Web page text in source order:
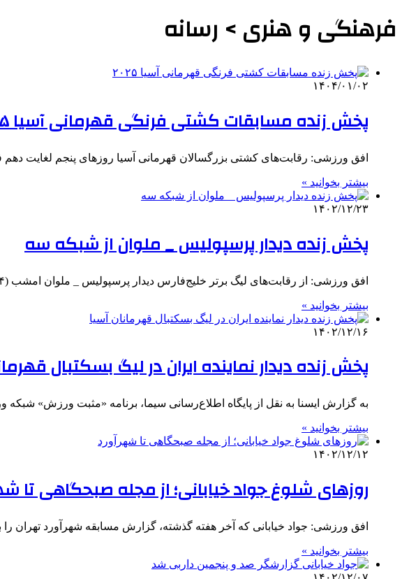
فرهنگی و هنری > رسانه
۱۴۰۴/۰۱/۰۲
پخش زنده مسابقات کشتی فرنگی قهرمانی آسیا ۲۰۲۵
افق ورزشی: رقابت‌های کشتی بزرگسالان قهرمانی آسیا روزهای پنجم لغایت
بیشتر بخوانید »
۱۴۰۲/۱۲/۲۳
پخش زنده دیدار پرسپولیس _ ملوان از شبکه سه
افق ورزشی: از رقابت‌های لیگ برتر خلیج‌فارس‌ دیدار پرسپولیس _ ملوان امشب (۲۴ اسفند ماه) به صورت زنده از شبکه…
بیشتر بخوانید »
۱۴۰۲/۱۲/۱۶
پخش زنده دیدار نماینده ایران در لیگ بسکتبال
به گزارش ایسنا به نقل از پایگاه اطلاع‌رسانی سیما، برنامه «مثبت ورزش» شبکه ورزش
بیشتر بخوانید »
۱۴۰۲/۱۲/۱۲
روزهای شلوغ جواد خیابانی؛ از مجله صبحگاهی تا
افق ورزشی: جواد خیابانی که آخر هفته گذشته، گزارش مسابقه شهرآورد تهران
بیشتر بخوانید »